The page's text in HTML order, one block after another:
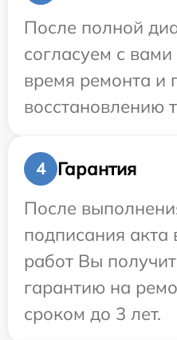
После полной
согласуем с вами
время ремонта и
восстановлению
4
Гарантия
После
подписания
работ Вы
гарантию на
сроком до 3 лет.